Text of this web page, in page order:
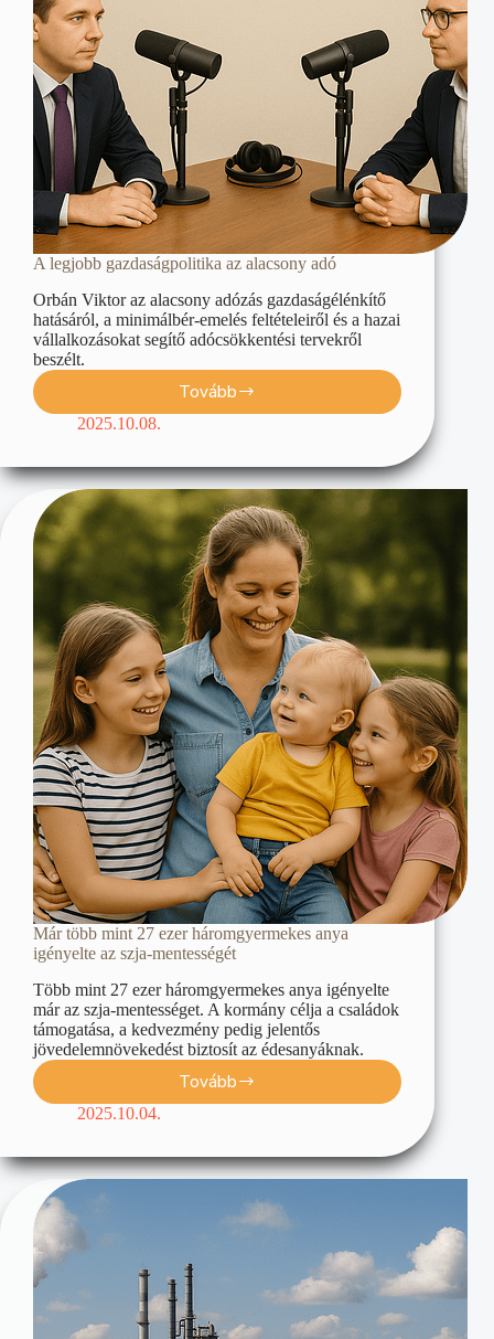
A legjobb gazdaságpolitika az alacsony adó
Orbán Viktor az alacsony adózás gazdaságélénkítő
hatásáról, a minimálbér-emelés feltételeiről és a hazai
vállalkozásokat segítő adócsökkentési tervekről
beszélt.
Tovább
2025.10.08.
Már több mint 27 ezer háromgyermekes anya
igényelte az szja-mentességét
Több mint 27 ezer háromgyermekes anya igényelte
már az szja-mentességet. A kormány célja a családok
támogatása, a kedvezmény pedig jelentős
jövedelemnövekedést biztosít az édesanyáknak.
Tovább
2025.10.04.